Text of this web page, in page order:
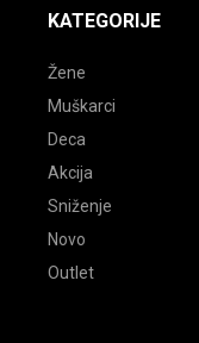
KATEGORIJE
Žene
Muškarci
Deca
Akcija
Sniženje
Novo
Outlet